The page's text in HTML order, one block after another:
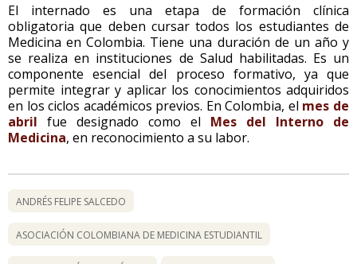
El internado es una etapa de formación clínica
obligatoria que deben cursar todos los estudiantes de
Medicina en Colombia. Tiene una duración de un año y
se realiza en instituciones de Salud habilitadas. Es un
componente esencial del proceso formativo, ya que
permite integrar y aplicar los conocimientos adquiridos
en los ciclos académicos previos. En Colombia, el mes de
abril fue designado como el Mes del Interno de
Medicina, en reconocimiento a su labor.
ANDRÉS FELIPE SALCEDO
ASOCIACIÓN COLOMBIANA DE MEDICINA ESTUDIANTIL